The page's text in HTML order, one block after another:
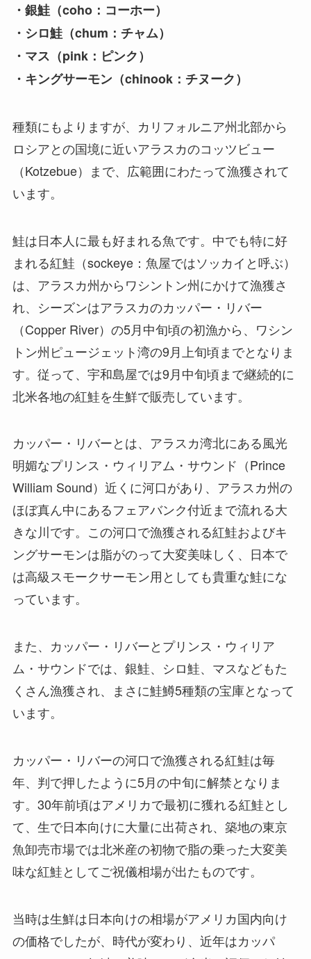
・銀鮭（coho：コーホー）
・シロ鮭（chum：チャム）
・マス（pink：ピンク）
・キングサーモン（chinook：チヌーク）
種類にもよりますが、カリフォルニア州北部から
ロシアとの国境に近いアラスカのコッツビュー
（Kotzebue）まで、広範囲にわたって漁獲されて
います。
鮭は日本人に最も好まれる魚です。中でも特に好
まれる紅鮭（sockeye：魚屋ではソッカイと呼ぶ）
は、アラスカ州からワシントン州にかけて漁獲さ
れ、シーズンはアラスカのカッパー・リバー
（Copper River）の5月中旬頃の初漁から、ワシン
トン州ピュージェット湾の9月上旬頃までとなりま
す。従って、宇和島屋では9月中旬頃まで継続的に
北米各地の紅鮭を生鮮で販売しています。
カッパー・リバーとは、アラスカ湾北にある風光
明媚なプリンス・ウィリアム・サウンド（Prince
William Sound）近くに河口があり、アラスカ州の
ほぼ真ん中にあるフェアバンク付近まで流れる大
きな川です。この河口で漁獲される紅鮭およびキ
ングサーモンは脂がのって大変美味しく、日本で
は高級スモークサーモン用としても貴重な鮭にな
っています。
また、カッパー・リバーとプリンス・ウィリア
ム・サウンドでは、銀鮭、シロ鮭、マスなどもた
くさん漁獲され、まさに鮭鱒5種類の宝庫となって
います。
カッパー・リバーの河口で漁獲される紅鮭は毎
年、判で押したように5月の中旬に解禁となりま
す。30年前頃はアメリカで最初に獲れる紅鮭とし
て、生で日本向けに大量に出荷され、築地の東京
魚卸売市場では北米産の初物で脂の乗った大変美
味な紅鮭としてご祝儀相場が出たものです。
当時は生鮮は日本向けの相場がアメリカ国内向け
の価格でしたが、時代が変わり、近年はカッパ